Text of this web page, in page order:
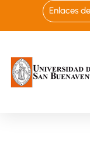
Enlaces